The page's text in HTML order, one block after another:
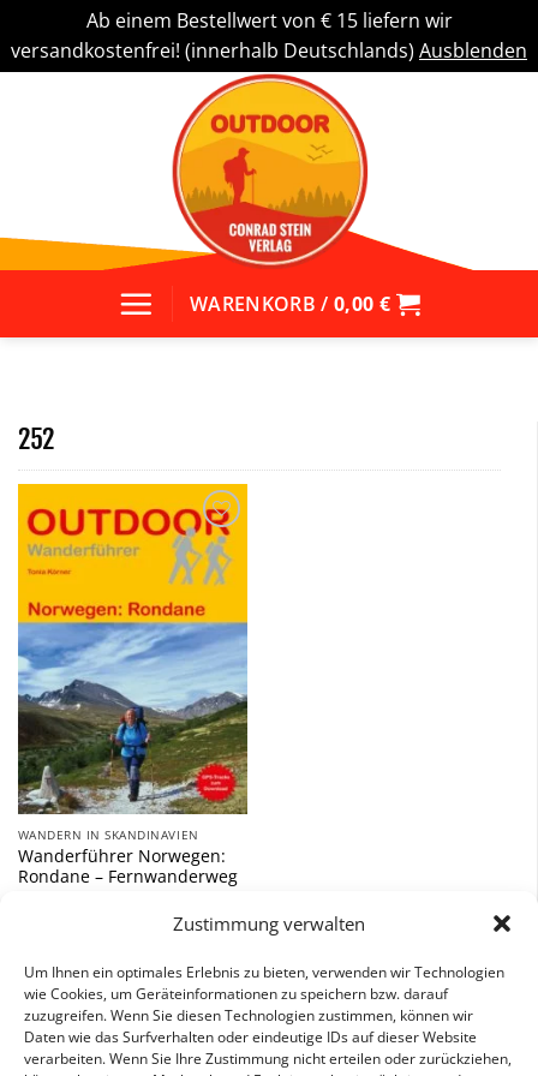
Zustimmung verwalten
Um Ihnen ein optimales Erlebnis zu bieten, verwenden wir Technologien
wie Cookies, um Geräteinformationen zu speichern bzw. darauf
zuzugreifen. Wenn Sie diesen Technologien zustimmen, können wir
Daten wie das Surfverhalten oder eindeutige IDs auf dieser Website
verarbeiten. Wenn Sie Ihre Zustimmung nicht erteilen oder zurückziehen,
Ab einem Bestellwert von € 15 liefern wir
versandkostenfrei! (innerhalb Deutschlands) Ausblenden
WARENKORB / 0,00 €
252
Zu
Wunschliste
hinzufügen
WANDERN IN SKANDINAVIEN
Wanderführer Norwegen:
Rondane – Fernwanderweg